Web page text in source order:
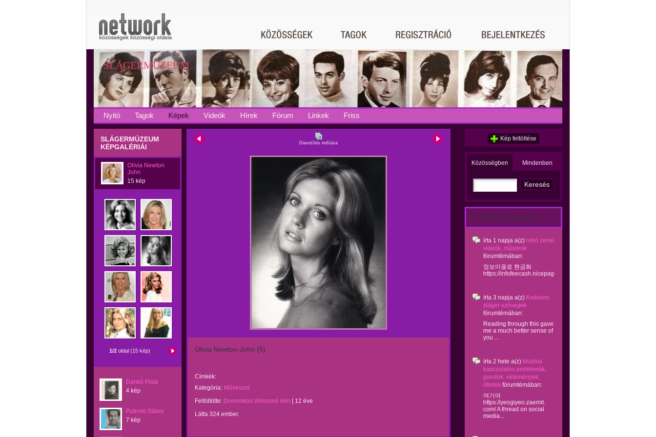
SLÁGERMÚZEUM
Nyitó Tagok Képek Videók Hírek Fórum Linkek Friss
SLÁGERMÚZEUM
KÉPGALÉRIÁI
Olívia Newton
John
15 kép
1/2 oldal (15 kép)
Dankó Pista
4 kép
Putnoki Gábor
7 kép
Diavetítés indítása
Olivia Newton-John (5)
Címkék:
Kategória: Művészet
Feltöltötte: Domonkos Vilmosné Irén
12 éve
Látta 324 ember.
Kép feltöltése
Közösségben Mindenben
Ez történt a közösségben:
írta 1 napja a(z) retró zenei
videók, műsorok
fórumtémában:
정보이용료 현금화
https://infofeecash.nicepage...
írta 3 napja a(z) Kedvenc
sláger szövegek
fórumtémában:
Reading through this gave
me a much better sense of
you ...
írta 2 hete a(z) klubbal
kapcsolatos problémák,
gondok, vélemények,
ötletek fórumtémában:
여기여
https://yeogiyeo.zaemit.
com/ A thread on social
media...